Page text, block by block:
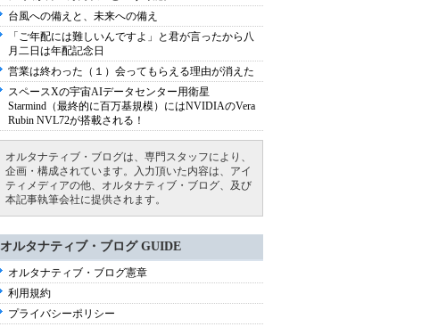
台風への備えと、未来への備え
「ご年配には難しいんですよ」と君が言ったから八
月二日は年配記念日
営業は終わった（１）会ってもらえる理由が消えた
スペースXの宇宙AIデータセンター用衛星
Starmind（最終的に百万基規模）にはNVIDIAのVera
Rubin NVL72が搭載される！
オルタナティブ・ブログは、専門スタッフにより、
企画・構成されています。入力頂いた内容は、アイ
ティメディアの他、オルタナティブ・ブログ、及び
本記事執筆会社に提供されます。
オルタナティブ・ブログ GUIDE
オルタナティブ・ブログ憲章
利用規約
プライバシーポリシー